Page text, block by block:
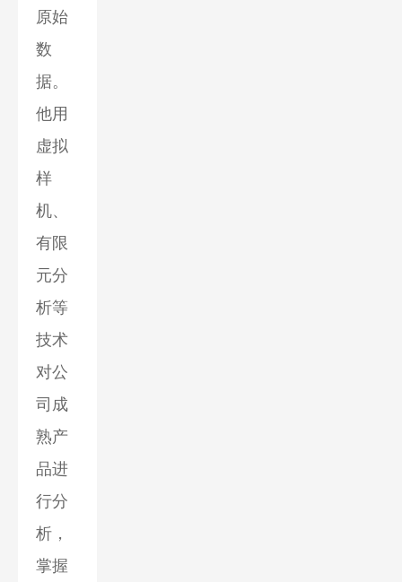
原始
数
据。
他用
虚拟
样
机、
有限
元分
析等
技术
对公
司成
熟产
品进
行分
析，
掌握